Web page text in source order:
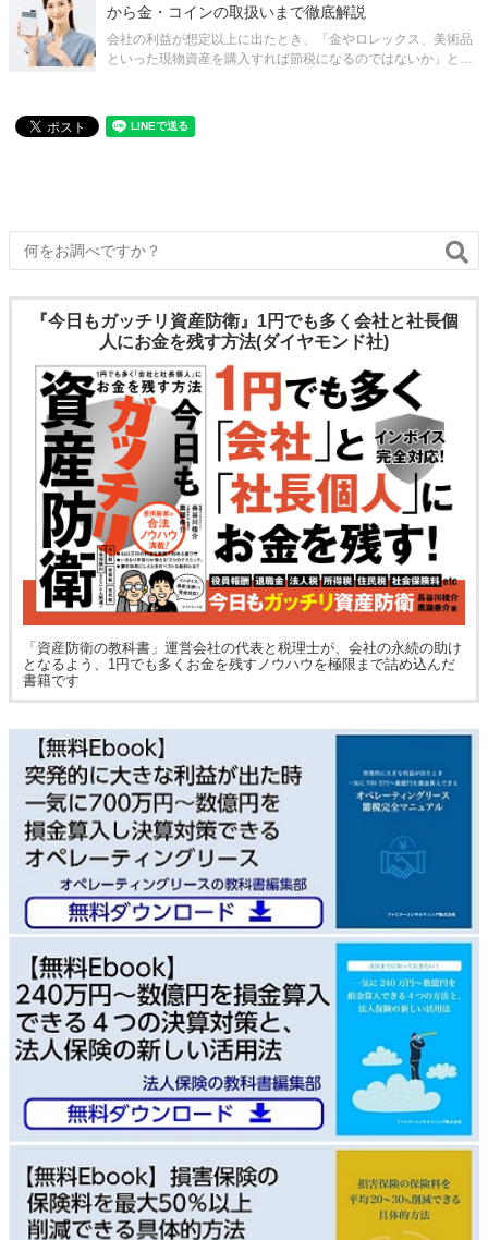
から金・コインの取扱いまで徹底解説
会社の利益が想定以上に出たとき、「金やロレックス、美術品
といった現物資産を購入すれば節税になるのではないか」と考
は、資産防衛の観点からも自然なもの
『今日もガッチリ資産防衛』1円でも多く会社と社長個
人にお金を残す方法(ダイヤモンド社)
「資産防衛の教科書」運営会社の代表と税理士が、会社の永続の助け
となるよう、1円でも多くお金を残すノウハウを極限まで詰め込んだ
書籍です